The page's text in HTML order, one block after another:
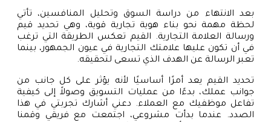
بعد الانتهاء من دراسة السوق وتحليل المنافسين، تأتي
لحظة مهمة نحو بناء هوية تجارية قوية، وهي تحديد قيم
ورسالة العلامة التجارية. القيم تعكس الطريقة التي ترغب
في أن تكون عليها علامتك التجارية في عيون الجمهور، بينما
تعبر الرسالة عن الهدف الذي تسعى لتحقيقه.
تحديد القيم يعد أمرًا أساسيًا لأنه يؤثر على كل جانب من
جوانب عملك، بدءًا من عمليات التسويق وصولاً إلى كيفية
تفاعل موظفيك مع العملاء. دعني أشارك تجربتي في هذا
الصدد. عندما بدأت مشروعي، اجتمعت مع فريقي وقمنا